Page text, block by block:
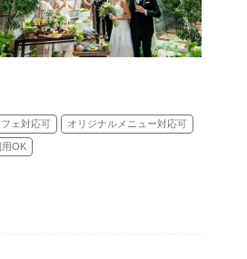
ェ対応可 オリジナルメニュー対応可
用OK